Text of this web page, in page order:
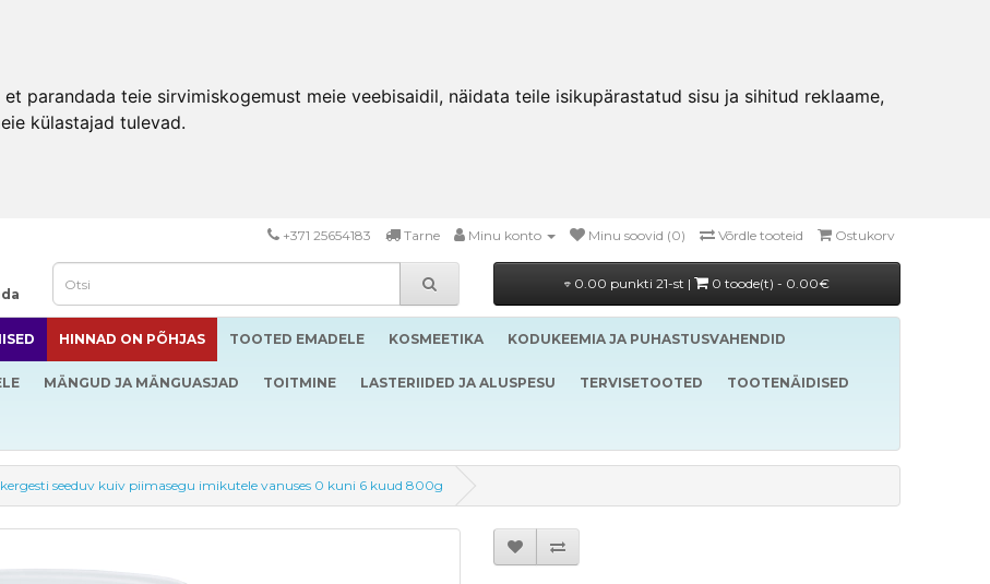
parandada teie sirvimiskogemust meie veebisaidil, näidata teile isikupärastatud sisu ja sihitud reklaame,
külastajad tulevad.
+371 25654183 Tarne Minu konto Minu soovid (0) Võrdle tooteid Ostukorv
0.00 punkti 21-st | 0 toode(t) - 0.00€
HINNAD ON PÕHJAS TOOTED EMADELE KOSMEETIKA KODUKEEMIA JA PUHASTUSVAHENDID
MÄNGUD JA MÄNGUASJAD TOITMINE LASTERIIDED JA ALUSPESU TERVISETOOTED TOOTENÄIDISED
seeduv kuiv piimasegu imikutele vanuses 0 kuni 6 kuud 800g